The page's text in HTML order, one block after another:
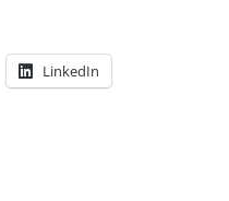
LinkedIn